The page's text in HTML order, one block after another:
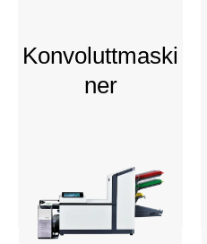
Konvoluttmaski
ner